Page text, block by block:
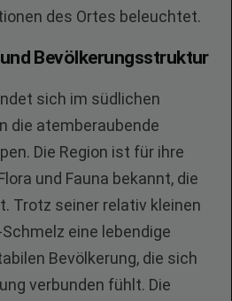
des Ortes beleuchtet.
Bevölkerungsstruktur
sich im südlichen
die atemberaubende
Die Region ist für ihre
und Fauna bekannt, die
Trotz seiner relativ kleinen
eine lebendige
Bevölkerung, die sich
verbunden fühlt. Die